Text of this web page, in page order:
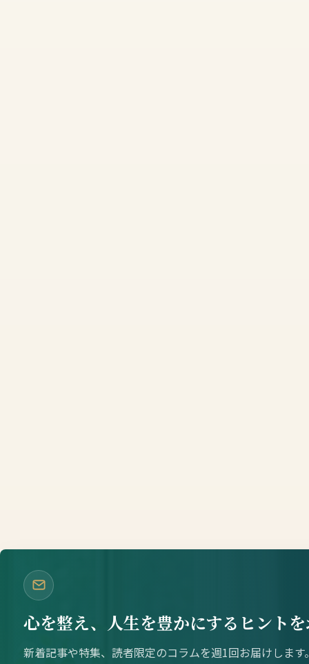
心を整え、人生を豊かにするヒント
新着記事や特集、読者限定のコラムを週1回お届けします